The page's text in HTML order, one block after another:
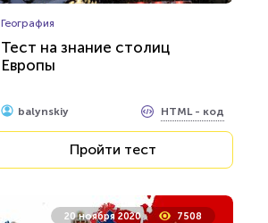
География
Тест на знание столиц
Европы
balynskiy HTML - код
Пройти тест
20 ноября 2020 7508